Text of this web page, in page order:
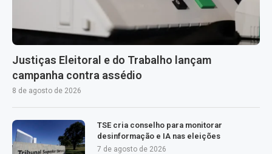
Justiças Eleitoral e do Trabalho lançam
campanha contra assédio
8 de agosto de 2026
TSE cria conselho para monitorar
desinformação e IA nas eleições
7 de agosto de 2026